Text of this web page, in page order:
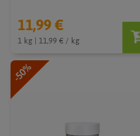
11,99 €
1 kg | 11,99 € / kg
-50%